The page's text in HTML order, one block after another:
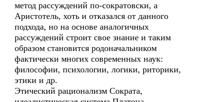
метод рассуждений по-сократовски, а
Аристотель, хоть и отказался от данного
подхода, но на основе аналогичных
рассуждений строит свое знание и таким
образом становится родоначальником
фактически многих современных наук:
философии, психологии, логики, риторики,
этики и др.
Этический рационализм Сократа,